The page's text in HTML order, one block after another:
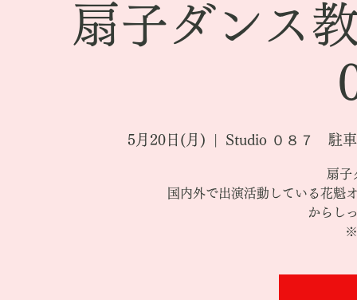
扇子ダンス
5月20日(月) Studio ０８７ 駐
扇子
国内外で出演活動している花魁
からし
※